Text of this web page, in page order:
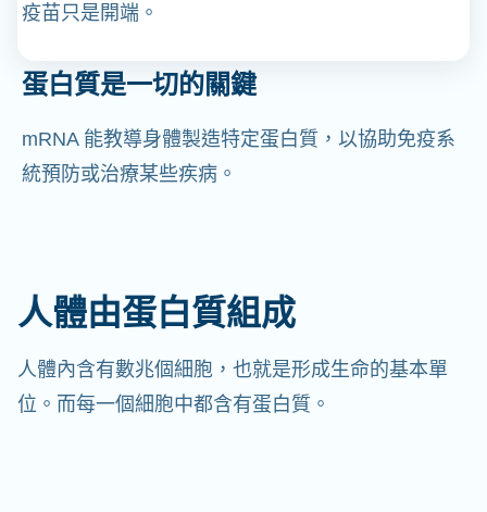
疫苗只是開端。
蛋白質是一切的關鍵
mRNA 能教導身體製造特定蛋白質，以協助免疫系
統預防或治療某些疾病。
人體由蛋白質組成
人體內含有數兆個細胞，也就是形成生命的基本單
位。而每一個細胞中都含有蛋白質。